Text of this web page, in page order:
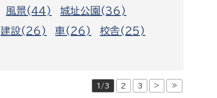
都市部
建築指導課
風景(44)
城址公園(36)
建設(26) 車(26)
校舎(25)
1/3 2 3 > ≫